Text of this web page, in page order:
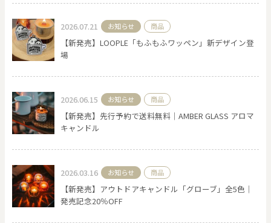
色で探す
お買い物ガイド 企業情報
2026.07.21 お知らせ 商品
【新発売】LOOPLE「もふもふワッペン」新デザイン登
場
2026.06.15 お知らせ 商品
【新発売】先行予約で送料無料｜AMBER GLASS アロマ
キャンドル
2026.03.16 お知らせ 商品
【新発売】アウトドアキャンドル「グローブ」全5色｜
発売記念20％OFF